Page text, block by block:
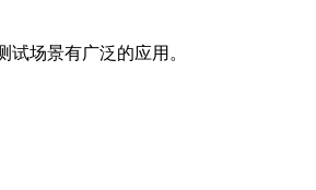
场景有广泛的应用。